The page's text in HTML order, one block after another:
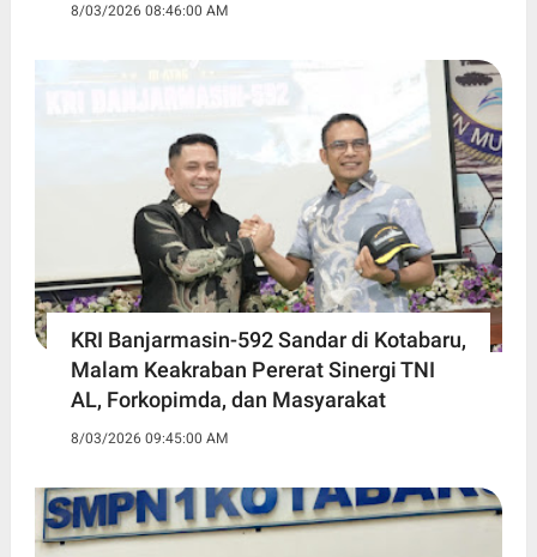
8/03/2026 08:46:00 AM
KRI Banjarmasin-592 Sandar di Kotabaru,
Malam Keakraban Pererat Sinergi TNI
AL, Forkopimda, dan Masyarakat
8/03/2026 09:45:00 AM